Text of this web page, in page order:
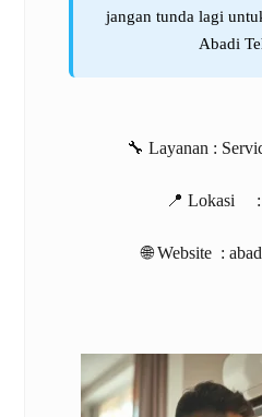
jangan tunda lagi
Abadi
🔧 Layanan :
📍 Lokasi :
🌐 Website :